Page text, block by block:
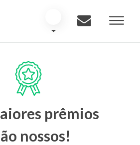
prêmios
nossos!